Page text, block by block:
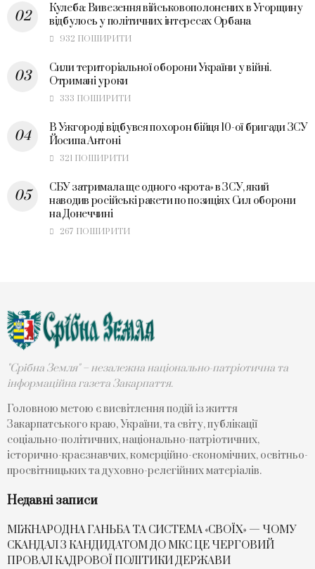
Кулеба: Вивезення військовополонених в Угорщину
відбулось у політичних інтересах Орбана
932 ПОШИРИТИ
Сили територіальної оборони України у війні.
Отримані уроки
333 ПОШИРИТИ
В Ужгороді відбувся похорон бійця 10-ої бригади ЗСУ
Йосипа Антоні
321 ПОШИРИТИ
СБУ затримала ще одного «крота» в ЗСУ, який
наводив російські ракети по позиціях Сил оборони
на Донеччині
267 ПОШИРИТИ
"Срібна Земля" – незалежна національно-патріотична та
інформаційна газета Закарпаття.
Головною метою є висвітлення подій із життя
Закарпатського краю, України, та світу, публікації
соціально-політичних, національно-патріотичних,
історично-краєзнавчих, комерційно-економічних, освітньо-
просвітницьких та духовно-релегійних матеріалів.
Недавні записи
МІЖНАРОДНА ГАНЬБА ТА СИСТЕМА «СВОЇХ» — ЧОМУ
СKАНДАЛ З КАНДИДАТОМ ДО МКС ЦЕ ЧЕРГОВИЙ
ПРОВАЛ КАДРОВОЇ ПОЛІТИКИ ДЕРЖАВИ